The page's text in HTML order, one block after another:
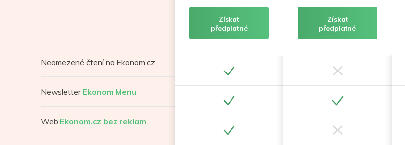
Neomezené čtení na Ekonom.cz
Newsletter Ekonom Menu
Web Ekonom.cz bez reklam
Získat
předplatné
Získat
předplatné